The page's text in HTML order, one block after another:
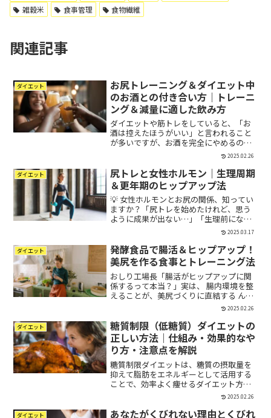
雑穀米
食事管理 食物繊維
関連記事
ダイエット
お尻トレーニング＆ダイエット中
のお酒との付き合い方｜トレーニ
ング＆減量に適した飲み方
ダイエットや筋トレをしていると、「お
酒は控えたほうがいい」と言われること
が多いですが、お酒を完全にやめるのは
難しいという人も多いのではないでしょ
うか？「トレーニングの効果を下げるの
か？」「ダイエットに悪影響があるの
か？」「どうやってお酒と付...
2025.02.26
ダイエット
尻トレと女性ホルモン｜生理周期
＆更年期のヒップアップ法
💡 女性ホルモンとお尻の関係、知ってい
ますか？「尻トレを始めたけれど、思う
ように成果が出ない…」「生理前になる
とむくんでしまって、トレーニングの効
果を感じにくい」「更年期に入ってか
ら、お尻が垂れてきた気がする」こんな
悩みを持っている方、多い...
2025.03.17
ダイエット
発酵食品で腸活＆ヒップアップ！
美尻を作る食事とトレーニング法
おしり工場長「腸活がヒップアップに関
係するって本当？」実は、 腸内環境を整
えることが、美尻づくりに直結する んで
す！腸の健康が良くなると、 栄養の吸収
効率がアップし、筋肉の成長をサポー
ト。 さらに、便秘解消でお腹がスッキリ
し、姿勢も改善され...
2025.02.26
ダイエット
糖質制限（低糖質）ダイエットの
正しい方法｜仕組み・効果的なや
り方・注意点を解説
糖質制限ダイエットは、糖質の摂取量を
抑えて脂肪をエネルギーとして活用する
ことで、効率よく痩せるダイエット方法
です。近年、多くの人が実践している方
法ですが、正しい知識を持たずに行う
と、体調を崩したりリバウンドしやすく
2025.02.26
ダイエット あなたがくびれない理由とくびれ